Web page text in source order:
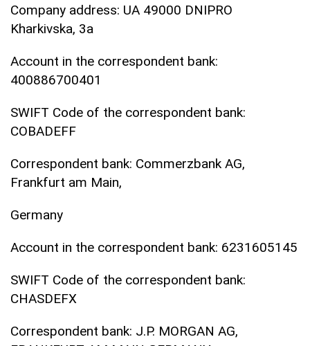
Company address: UA 49000 DNIPRO
Kharkivska, 3a
Account in the correspondent bank:
400886700401
SWIFT Code of the correspondent bank:
COBADEFF
Correspondent bank: Commerzbank AG,
Frankfurt am Main,
Germany
Account in the correspondent bank: 6231605145
SWIFT Code of the correspondent bank:
CHASDEFX
Correspondent bank: J.P. MORGAN AG,